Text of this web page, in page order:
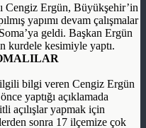
Cengiz Ergün, Büyükşehir’in
yapımı devam çalışmalar
geldi. Başkan Ergün
kurdele kesimiyle yaptı.
ilgili bilgi veren Cengiz Ergün
yaptığı açıklamada
açılışlar yapmak için
sonra 17 ilçemize çok